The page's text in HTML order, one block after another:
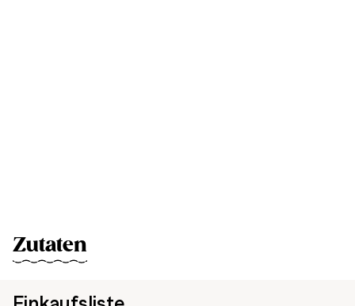
Zutaten